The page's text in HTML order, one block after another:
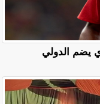
يضم الدولي